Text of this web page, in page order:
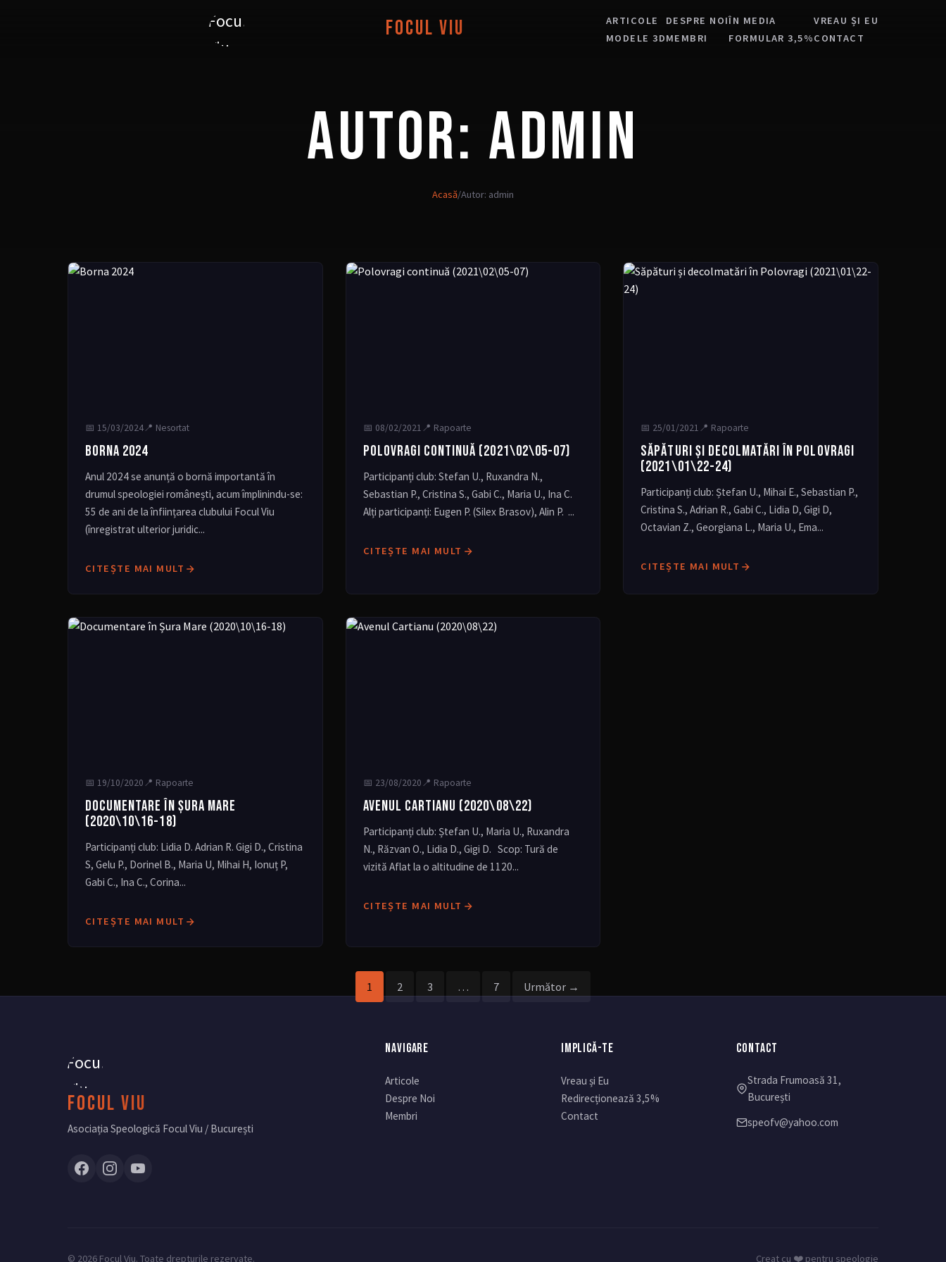
Focul Viu
ARTICOLE
MODELE 3D
DESPRE NOI
MEMBRI
ÎN MEDIA
FORMULAR 3,5%
VREAU ȘI EU
CONTACT
AUTOR: ADMIN
Acasă/Autor: admin
📅 15/03/2024📍 Nesortat
BORNA 2024
Anul 2024 se anunță o bornă importantă în
drumul speologiei românești, acum împlinindu-se:
55 de ani de la înființarea clubului Focul Viu
(înregistrat ulterior juridic...
CITEȘTE MAI MULT
📅 08/02/2021📍 Rapoarte
POLOVRAGI CONTINUĂ (2021\02\05-07)
Participanți club: Stefan U., Ruxandra N.,
Sebastian P., Cristina S., Gabi C., Maria U., Ina C.
Alți participanți: Eugen P. (Silex Brasov), Alin P. ...
CITEȘTE MAI MULT
📅 25/01/2021📍 Rapoarte
SĂPĂTURI ȘI DECOLMATĂRI ÎN POLOVRAGI
(2021\01\22-24)
Participanți club: Ștefan U., Mihai E., Sebastian P.,
Cristina S., Adrian R., Gabi C., Lidia D, Gigi D,
Octavian Z., Georgiana L., Maria U., Ema...
CITEȘTE MAI MULT
📅 19/10/2020📍 Rapoarte
DOCUMENTARE ÎN ȘURA MARE
(2020\10\16-18)
Participanți club: Lidia D. Adrian R. Gigi D., Cristina
S, Gelu P., Dorinel B., Maria U, Mihai H, Ionuț P,
Gabi C., Ina C., Corina...
CITEȘTE MAI MULT
📅 23/08/2020📍 Rapoarte
AVENUL CARTIANU (2020\08\22)
Participanți club: Ștefan U., Maria U., Ruxandra
N., Răzvan O., Lidia D., Gigi D. Scop: Tură de
vizită Aflat la o altitudine de 1120...
CITEȘTE MAI MULT
PAGINAȚIE
ARTICOLE
1 2 3 … 7 Următor →
Focul Viu
Asociația Speologică Focul Viu / București
NAVIGARE
Articole
Despre Noi
Membri
IMPLICĂ-TE
Vreau și Eu
Redirecționează 3,5%
Contact
CONTACT
Strada Frumoasă 31,
București
speofv@yahoo.com
© 2026 Focul Viu. Toate drepturile rezervate. Creat cu ❤️ pentru speologie